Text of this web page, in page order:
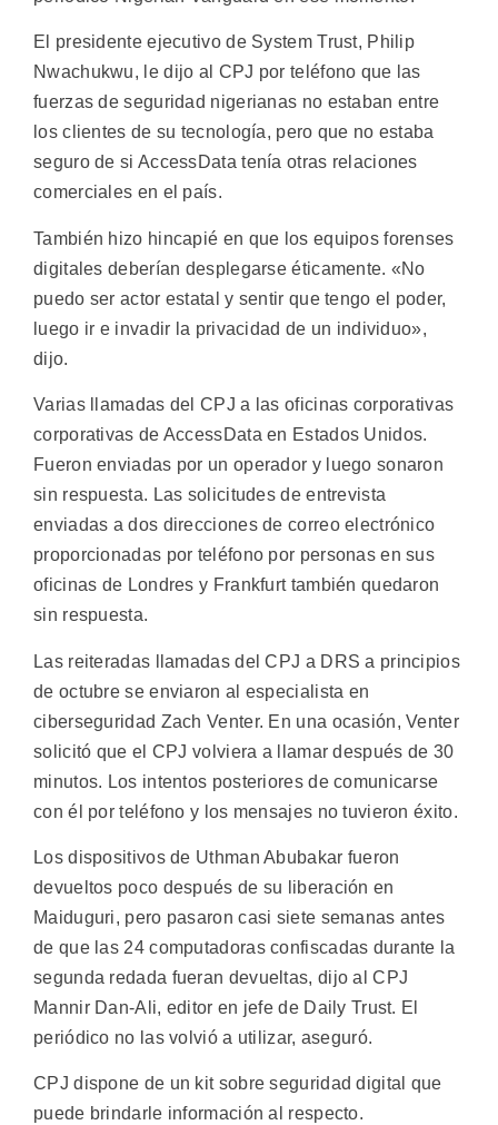
El presidente ejecutivo de System Trust, Philip
Nwachukwu, le dijo al CPJ por teléfono que las
fuerzas de seguridad nigerianas no estaban entre
los clientes de su tecnología, pero que no estaba
seguro de si AccessData tenía otras relaciones
comerciales en el país.
También hizo hincapié en que los equipos forenses
digitales deberían desplegarse éticamente. «No
puedo ser actor estatal y sentir que tengo el poder,
luego ir e invadir la privacidad de un individuo»,
dijo.
Varias llamadas del CPJ a las oficinas corporativas
corporativas de AccessData en Estados Unidos.
Fueron enviadas por un operador y luego sonaron
sin respuesta. Las solicitudes de entrevista
enviadas a dos direcciones de correo electrónico
proporcionadas por teléfono por personas en sus
oficinas de Londres y Frankfurt también quedaron
sin respuesta.
Las reiteradas llamadas del CPJ a DRS a principios
de octubre se enviaron al especialista en
ciberseguridad Zach Venter. En una ocasión, Venter
solicitó que el CPJ volviera a llamar después de 30
minutos. Los intentos posteriores de comunicarse
con él por teléfono y los mensajes no tuvieron éxito.
Los dispositivos de Uthman Abubakar fueron
devueltos poco después de su liberación en
Maiduguri, pero pasaron casi siete semanas antes
de que las 24 computadoras confiscadas durante la
segunda redada fueran devueltas, dijo al CPJ
Mannir Dan-Ali, editor en jefe de Daily Trust. El
periódico no las volvió a utilizar, aseguró.
CPJ dispone de un kit sobre seguridad digital que
puede brindarle información al respecto.